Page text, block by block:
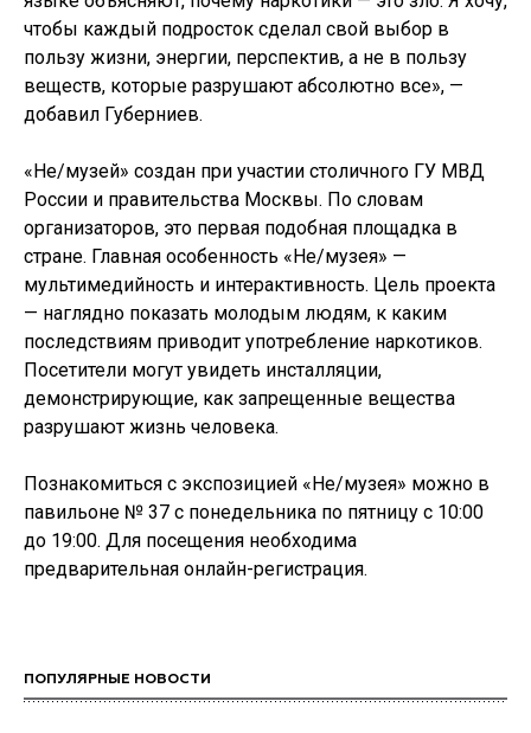
чтобы каждый подросток сделал свой выбор в
пользу жизни, энергии, перспектив, а не в пользу
веществ, которые разрушают абсолютно все», —
добавил Губерниев.
«Не/музей» создан при участии столичного ГУ МВД
России и правительства Москвы. По словам
организаторов, это первая подобная площадка в
стране. Главная особенность «Не/музея» —
мультимедийность и интерактивность. Цель проекта
— наглядно показать молодым людям, к каким
последствиям приводит употребление наркотиков.
Посетители могут увидеть инсталляции,
демонстрирующие, как запрещенные вещества
разрушают жизнь человека.
Познакомиться с экспозицией «Не/музея» можно в
павильоне № 37 с понедельника по пятницу с 10:00
до 19:00. Для посещения необходима
предварительная онлайн-регистрация.
ПОПУЛЯРНЫЕ НОВОСТИ